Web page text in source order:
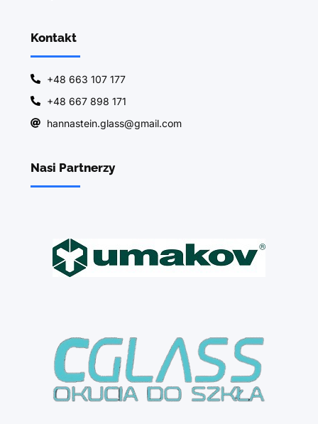
Kontakt
+48 663 107 177
+48 667 898 171
hannastein.glass@gmail.com
Nasi Partnerzy